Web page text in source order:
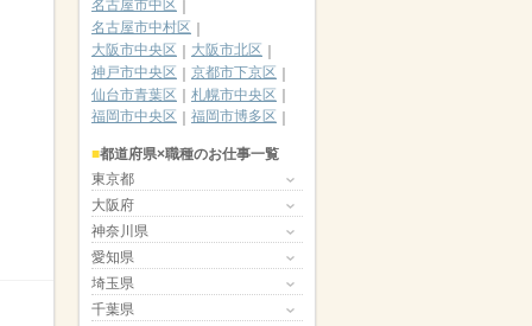
名古屋市中区
名古屋市中村区
大阪市中央区
大阪市北区
神戸市中央区
京都市下京区
仙台市青葉区
札幌市中央区
福岡市中央区
福岡市博多区
都道府県×職種のお仕事一覧
東京都
大阪府
神奈川県
愛知県
埼玉県
千葉県